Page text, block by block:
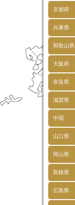
京都府
兵庫県
和歌山県
大阪府
奈良県
滋賀県
中国
山口県
岡山県
島根県
広島県